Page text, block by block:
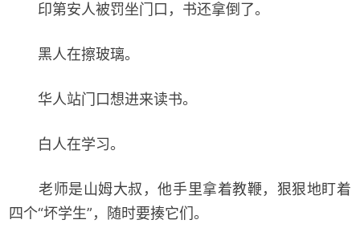
印第安人被罚坐门口，书还拿倒了。
黑人在擦玻璃。
华人站门口想进来读书。
白人在学习。
老师是山姆大叔，他手里拿着教鞭，狠狠地盯着
四个“坏学生”，随时要揍它们。